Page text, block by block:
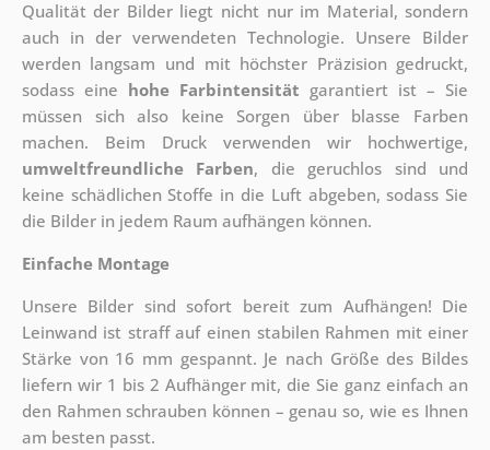
Qualität der Bilder liegt nicht nur im Material, sondern
auch in der verwendeten Technologie. Unsere Bilder
werden langsam und mit höchster Präzision gedruckt,
sodass eine hohe Farbintensität garantiert ist – Sie
müssen sich also keine Sorgen über blasse Farben
machen. Beim Druck verwenden wir hochwertige,
umweltfreundliche Farben, die geruchlos sind und
keine schädlichen Stoffe in die Luft abgeben, sodass Sie
die Bilder in jedem Raum aufhängen können.
Einfache Montage
Unsere Bilder sind sofort bereit zum Aufhängen! Die
Leinwand ist straff auf einen stabilen Rahmen mit einer
Stärke von 16 mm gespannt. Je nach Größe des Bildes
liefern wir 1 bis 2 Aufhänger mit, die Sie ganz einfach an
den Rahmen schrauben können – genau so, wie es Ihnen
am besten passt.